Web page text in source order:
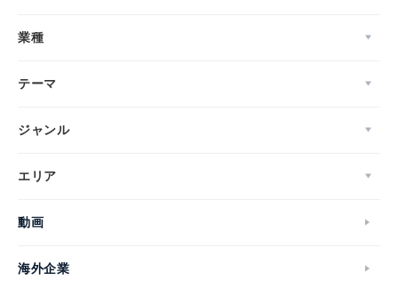
業種
テーマ
ジャンル
エリア
動画
海外企業